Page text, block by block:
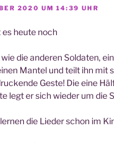
2020 UM 14:39 UHR
heu­te noch
die ande­ren Sol­da­ten,
Man­tel und teilt ihn mit
Ges­te! Die eine
legt er sich wie­der um die
die Lie­der schon im